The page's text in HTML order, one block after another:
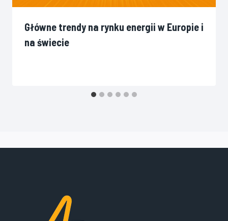
Główne trendy na rynku energii w Europie i
na świecie